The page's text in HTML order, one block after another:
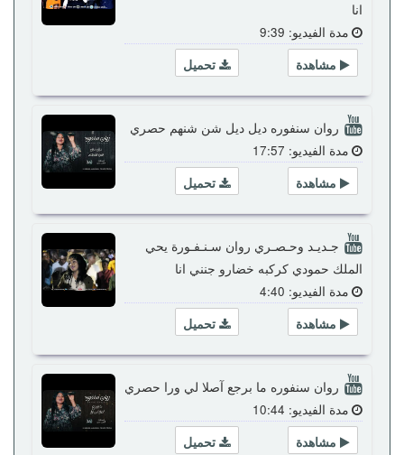
انا
مدة الفيديو: 9:39
تحميل
مشاهدة
روان سنفوره ديل ديل شن شنهم حصري
مدة الفيديو: 17:57
تحميل
مشاهدة
جـديـد وحـصـري روان سـنـفـورة يحي
الملك حمودي كركبه خضارو جنني انا
مدة الفيديو: 4:40
تحميل
مشاهدة
روان سنفوره ما برجع آصلا لي ورا حصري
مدة الفيديو: 10:44
تحميل
مشاهدة